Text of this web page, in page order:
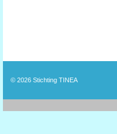
© 2026 Stichting TINEA